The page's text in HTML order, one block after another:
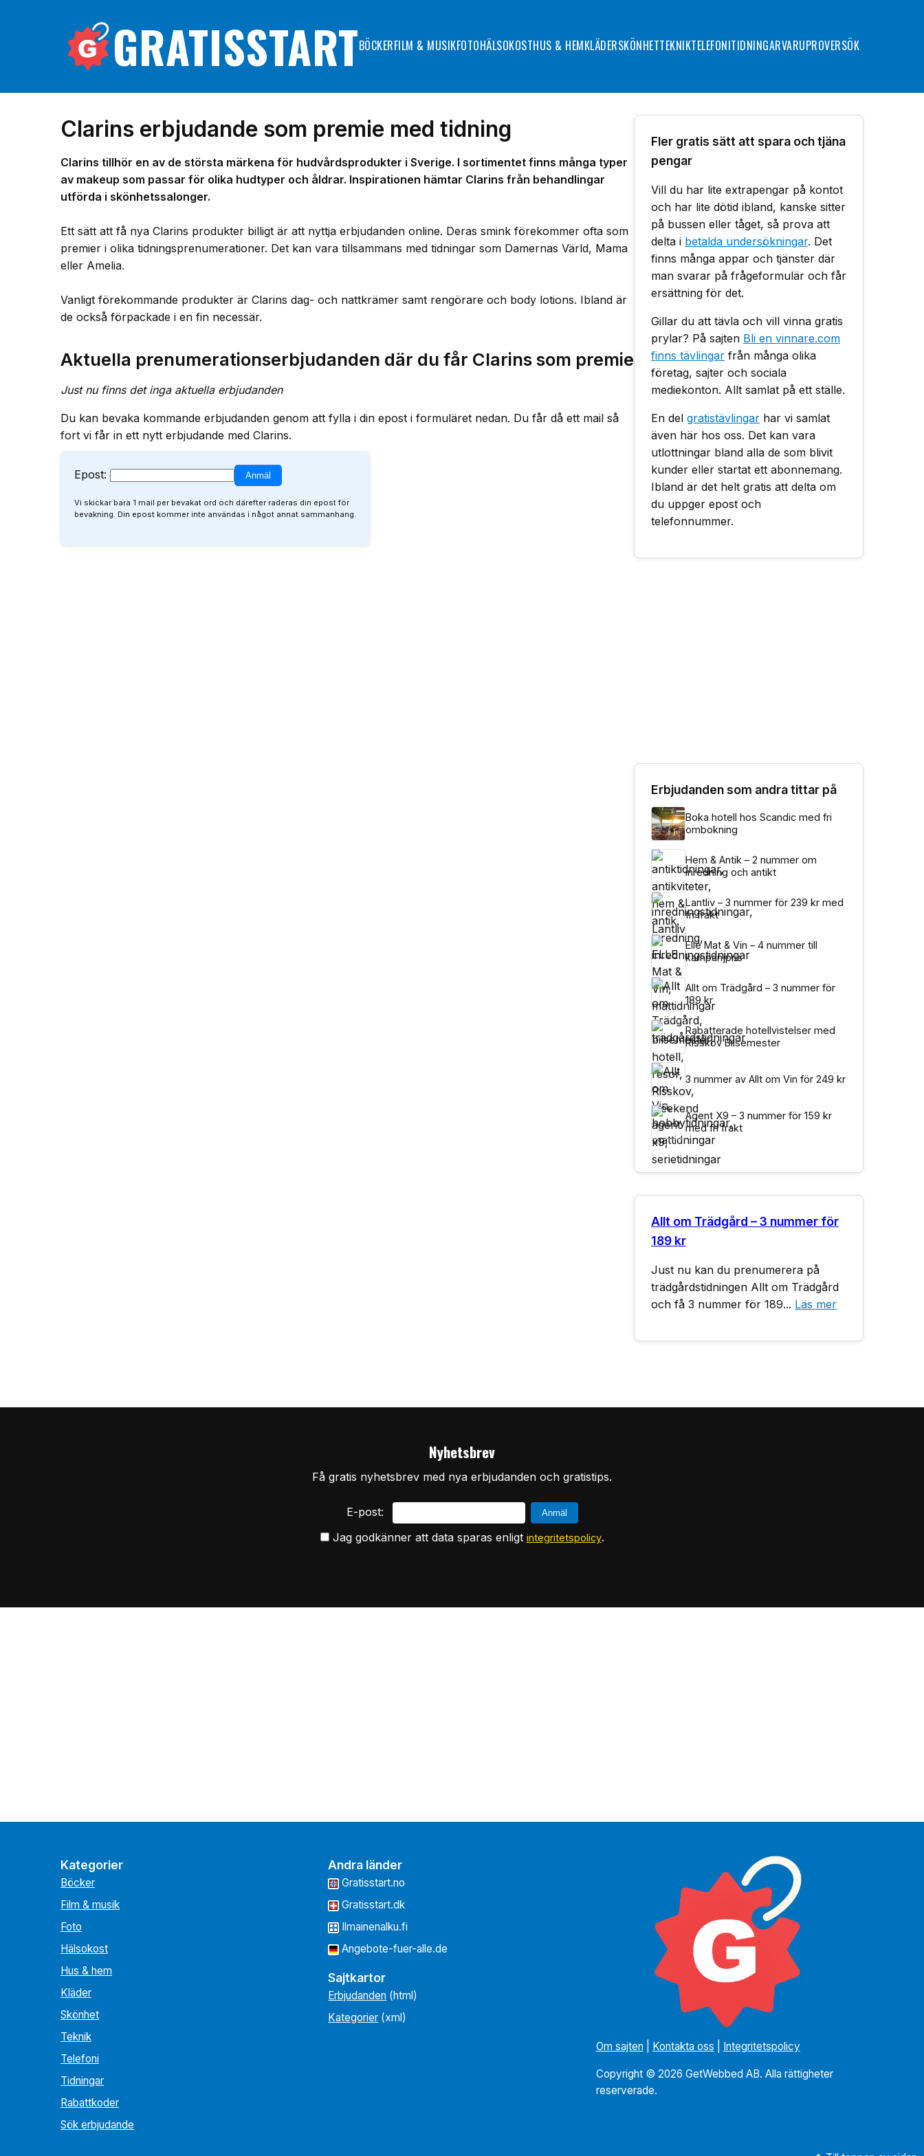
GRATISSTARTBÖCKERFILM & MUSIKFOTOHÄLSOKOSTHUS & HEMKLÄDERSKÖNHETTEKNIKTELEFONITIDNINGARVARUPROVERSÖK
Clarins erbjudande som premie med tidning
Clarins tillhör en av de största märkena för hudvårdsprodukter i Sverige. I sortimentet finns många typer
av makeup som passar för olika hudtyper och åldrar. Inspirationen hämtar Clarins från behandlingar
utförda i skönhetssalonger.
Ett sätt att få nya Clarins produkter billigt är att nyttja erbjudanden online. Deras smink förekommer ofta som
premier i olika tidningsprenumerationer. Det kan vara tillsammans med tidningar som Damernas Värld, Mama
eller Amelia.
Vanligt förekommande produkter är Clarins dag- och nattkrämer samt rengörare och body lotions. Ibland är
de också förpackade i en fin necessär.
Aktuella prenumerationserbjudanden där du får Clarins som premie
Just nu finns det inga aktuella erbjudanden
Du kan bevaka kommande erbjudanden genom att fylla i din epost i formuläret nedan. Du får då ett mail så
fort vi får in ett nytt erbjudande med Clarins.
Epost:
Vi skickar bara 1 mail per bevakat ord och därefter raderas din epost för
bevakning. Din epost kommer inte användas i något annat sammanhang.
Fler gratis sätt att spara och tjäna
pengar
Vill du har lite extrapengar på kontot
och har lite dötid ibland, kanske sitter
på bussen eller tåget, så prova att
delta i betalda undersökningar. Det
finns många appar och tjänster där
man svarar på frågeformulär och får
ersättning för det.
Gillar du att tävla och vill vinna gratis
prylar? På sajten Bli en vinnare.com
finns tävlingar från många olika
företag, sajter och sociala
mediekonton. Allt samlat på ett ställe.
En del gratistävlingar har vi samlat
även här hos oss. Det kan vara
utlottningar bland alla de som blivit
kunder eller startat ett abonnemang.
Ibland är det helt gratis att delta om
du uppger epost och
telefonnummer.
Erbjudanden som andra tittar på
Boka hotell hos Scandic med fri
ombokning
Hem & Antik – 2 nummer om
inredning och antikt
Lantliv – 3 nummer för 239 kr med
fri frakt
Elle Mat & Vin – 4 nummer till
kampanjpris
Allt om Trädgård – 3 nummer för
189 kr
Rabatterade hotellvistelser med
Risskov Bilsemester
3 nummer av Allt om Vin för 249 kr
Agent X9 – 3 nummer för 159 kr
med fri frakt
Allt om Trädgård – 3 nummer för
189 kr
Just nu kan du prenumerera på
trädgårdstidningen Allt om Trädgård
och få 3 nummer för 189... Läs mer
Nyhetsbrev
Få gratis nyhetsbrev med nya erbjudanden och gratistips.
E-post:
Jag godkänner att data sparas enligt integritetspolicy.
Kategorier
Böcker
Film & musik
Foto
Hälsokost
Hus & hem
Kläder
Skönhet
Teknik
Telefoni
Tidningar
Rabattkoder
Sök erbjudande
Andra länder
Gratisstart.no
Gratisstart.dk
Ilmainenalku.fi
Angebote-fuer-alle.de
Sajtkartor
Erbjudanden (html)
Kategorier (xml)
Om sajten Kontakta oss Integritetspolicy
Copyright © 2026 GetWebbed AB. Alla rättigheter
reserverade.